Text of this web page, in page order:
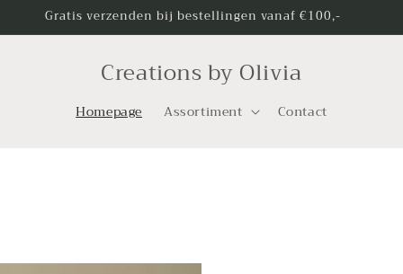
Gratis verzenden bij bestellingen vanaf €100,-
Creations by Olivia
Homepage Assortiment Contact